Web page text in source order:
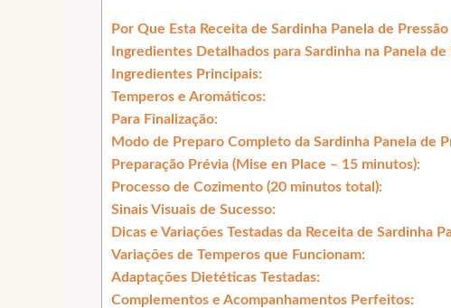
Por Que Esta Receita de Sardinha Panela de Pressão
Ingredientes Detalhados para Sardinha na Panela de
Ingredientes Principais:
Temperos e Aromáticos:
Para Finalização:
Modo de Preparo Completo da Sardinha Panela de
Preparação Prévia (Mise en Place – 15 minutos):
Processo de Cozimento (20 minutos total):
Sinais Visuais de Sucesso:
Dicas e Variações Testadas da Receita de Sardinha
Variações de Temperos que Funcionam:
Adaptações Dietéticas Testadas:
Complementos e Acompanhamentos Perfeitos: